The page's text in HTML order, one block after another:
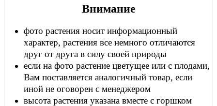
Внимание
фото растения носит информационный
характер, растения все немного отличаются
друг от друга в силу своей природы
если на фото растение цветущее или с плодами,
Вам поставляется аналогичный товар, если
иной не оговорен с менеджером
высота растения указана вместе с горшком